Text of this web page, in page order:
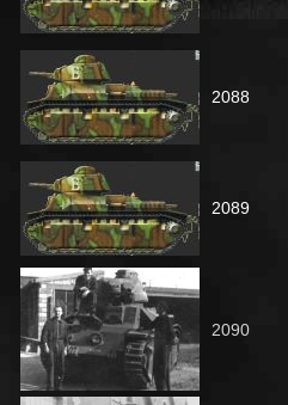
2088
2089
2090